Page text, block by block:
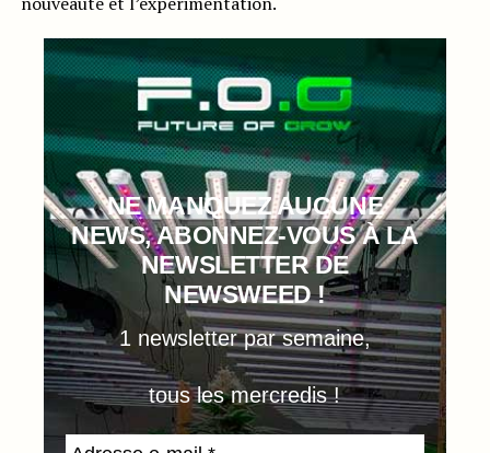
NE MANQUEZ AUCUNE
NEWS, ABONNEZ-VOUS À LA
NEWSLETTER DE
NEWSWEED !
1 newsletter par semaine,
tous les mercredis !